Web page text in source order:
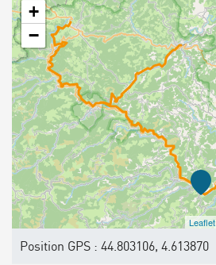
+
−
Leaflet
Position GPS : 44.803106, 4.613870